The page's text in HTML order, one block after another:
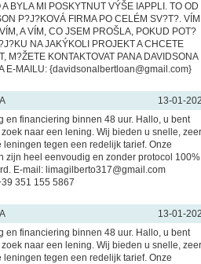
BYLA MI POSKYTNUT VÝŠE IAPPLI. TO OD
P?J?KOVÁ FIRMA PO CELÉM SV?T?.
A VÍM, CO JSEM PROŠLA, POKUD POT?
NA JAKÝKOLI PROJEKT A CHCETE
M?ŽETE KONTAKTOVAT PANA DAVIDSONA
E-MAILU: {davidsonalbertloan@gmail.com}
13-01-
en financiering binnen 48 uur. Hallo, u bent
naar een lening. Wij bieden u snelle, zeer
leningen tegen een redelijk tarief. Onze
zijn heel eenvoudig en zonder protocol 100%
E-mail: limagilberto317@gmail.com
351 155 5867
13-01-
en financiering binnen 48 uur. Hallo, u bent
naar een lening. Wij bieden u snelle, zeer
leningen tegen een redelijk tarief. Onze